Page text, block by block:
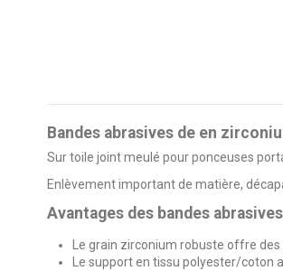
Bandes abrasives de en
Sur toile joint meulé pour ponceuses
Enlèvement important de matière,
Avantages des bandes
Le grain zirconium robuste offre
Le support en tissu polyester/